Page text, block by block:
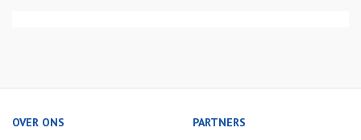
OVER ONS PARTNERS